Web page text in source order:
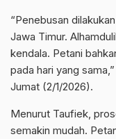
“Penebusan
Jawa Timur.
kendala. Petani
pada hari yang
Jumat (2/1/2026).
Menurut Taufiek,
semakin mudah.